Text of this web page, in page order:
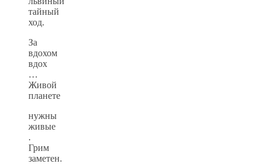
тайный
ход.
За
вдохом
вдох
…
Живой
планете
нужны
живые
.
Грим
заметен.